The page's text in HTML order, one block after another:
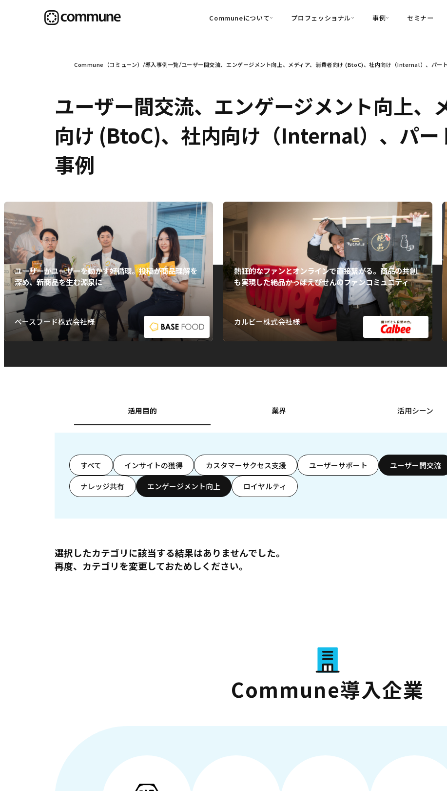
Communeについて
可視化
育成
・Commune Voice ・Commune Navigator
信頼を醸成する信頼起点経営基盤
・Commune CRM（旧：
SuccessHub）
プロフェッショナル
・Customer-Led Growth
事例
導入事例
セミナー
Commune（コミューン） 導入事例一覧 ユーザー間交流、エンゲージメント向上、メディア、消費者向け (BtoC)、社内向け（Internal）、パー
ユーザー間交流、エンゲージメント向上、
向け (BtoC)、社内向け（Internal）、パー
事例
ユーザーがユーザーを動かす好循環。投稿が商品理解を
深め、新商品を生む源泉に
ベースフード株式会社様
熱狂的なファンとオンラインで直接繋がる。商品の共創
も実現した絶品かっぱえびせんのファンコミュニティ
カルビー株式会社様
活用目的 業界 活用シーン
すべて インサイトの獲得 カスタマーサクセス支援 ユーザーサポート ユーザー間交流
ナレッジ共有 エンゲージメント向上 ロイヤルティ
選択したカテゴリに該当する結果はありませんでした。
再度、カテゴリを変更しておためしください。
Commune導入企業